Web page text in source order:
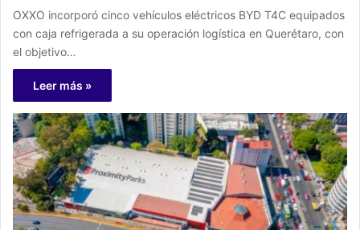
OXXO incorporó cinco vehículos eléctricos BYD T4C equipados
con caja refrigerada a su operación logística en Querétaro, con
el objetivo…
Leer más »